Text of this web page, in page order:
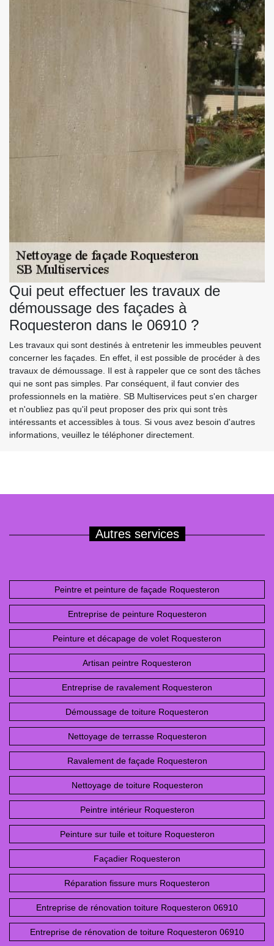
Qui peut effectuer les travaux de
démoussage des façades à
Roquesteron dans le 06910 ?
Les travaux qui sont destinés à entretenir les immeubles peuvent
concerner les façades. En effet, il est possible de procéder à des
travaux de démoussage. Il est à rappeler que ce sont des tâches
qui ne sont pas simples. Par conséquent, il faut convier des
professionnels en la matière. SB Multiservices peut s'en charger
et n'oubliez pas qu'il peut proposer des prix qui sont très
intéressants et accessibles à tous. Si vous avez besoin d'autres
informations, veuillez le téléphoner directement.
Autres services
Peintre et peinture de façade Roquesteron
Entreprise de peinture Roquesteron
Peinture et décapage de volet Roquesteron
Artisan peintre Roquesteron
Entreprise de ravalement Roquesteron
Démoussage de toiture Roquesteron
Nettoyage de terrasse Roquesteron
Ravalement de façade Roquesteron
Nettoyage de toiture Roquesteron
Peintre intérieur Roquesteron
Peinture sur tuile et toiture Roquesteron
Façadier Roquesteron
Réparation fissure murs Roquesteron
Entreprise de rénovation toiture Roquesteron 06910
Entreprise de rénovation de toiture Roquesteron 06910